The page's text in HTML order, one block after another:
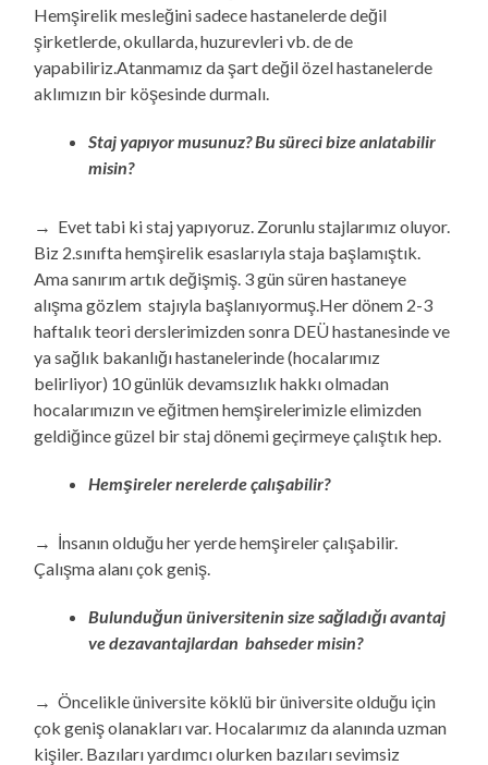
Hemşirelik mesleğini sadece hastanelerde değil
şirketlerde, okullarda, huzurevleri vb. de de
yapabiliriz.Atanmamız da şart değil özel hastanelerde
aklımızın bir köşesinde durmalı.
Staj yapıyor musunuz? Bu süreci bize anlatabilir
misin?
→ Evet tabi ki staj yapıyoruz. Zorunlu stajlarımız oluyor.
Biz 2.sınıfta hemşirelik esaslarıyla staja başlamıştık.
Ama sanırım artık değişmiş. 3 gün süren hastaneye
alışma gözlem stajıyla başlanıyormuş.Her dönem 2-3
haftalık teori derslerimizden sonra DEÜ hastanesinde ve
ya sağlık bakanlığı hastanelerinde (hocalarımız
belirliyor) 10 günlük devamsızlık hakkı olmadan
hocalarımızın ve eğitmen hemşirelerimizle elimizden
geldiğince güzel bir staj dönemi geçirmeye çalıştık hep.
Hemşireler nerelerde çalışabilir?
→ İnsanın olduğu her yerde hemşireler çalışabilir.
Çalışma alanı çok geniş.
Bulunduğun üniversitenin size sağladığı avantaj
ve dezavantajlardan bahseder misin?
→ Öncelikle üniversite köklü bir üniversite olduğu için
çok geniş olanakları var. Hocalarımız da alanında uzman
kişiler. Bazıları yardımcı olurken bazıları sevimsiz